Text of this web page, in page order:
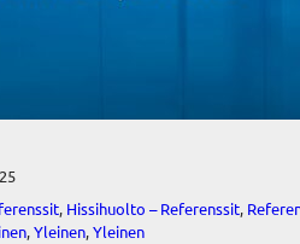
, Hissihuolto – Referenssit,
, Yleinen, Yleinen